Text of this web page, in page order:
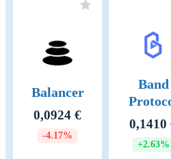
Raportointikauden alku
Raportointikauden loppu
Balancer
0,0924 €
-4.17%
Band
0,1410
+2.63%